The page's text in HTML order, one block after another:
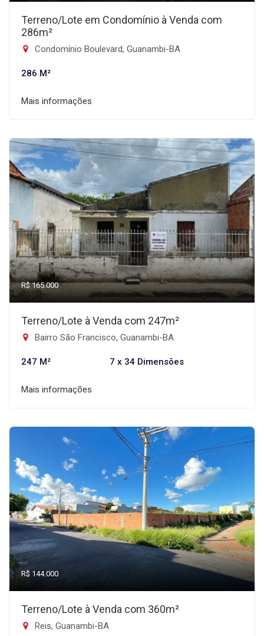
Terreno/Lote em Condomínio à Venda com
286m²
Condomínio Boulevard, Guanambi-BA
286 M²
Mais informações
R$ 165.000
Terreno/Lote à Venda com 247m²
Bairro São Francisco, Guanambi-BA
247 M² 7 x 34 Dimensões
Mais informações
R$ 144.000
Terreno/Lote à Venda com 360m²
Reis, Guanambi-BA